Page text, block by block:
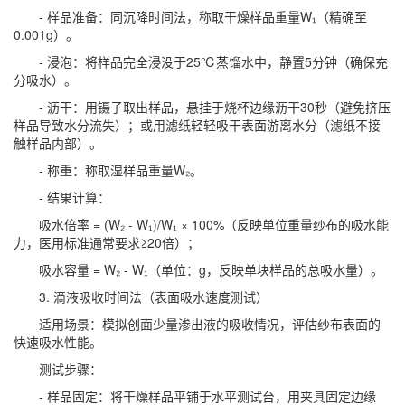
- 样品准备：同沉降时间法，称取干燥样品重量W₁（精确至
0.001g）。
- 浸泡：将样品完全浸没于25℃蒸馏水中，静置5分钟（确保充
分吸水）。
- 沥干：用镊子取出样品，悬挂于烧杯边缘沥干30秒（避免挤压
样品导致水分流失）；或用滤纸轻轻吸干表面游离水分（滤纸不接
触样品内部）。
- 称重：称取湿样品重量W₂。
- 结果计算：
吸水倍率 = (W₂ - W₁)/W₁ × 100%（反映单位重量纱布的吸水能
力，医用标准通常要求≥20倍）；
吸水容量 = W₂ - W₁（单位：g，反映单块样品的总吸水量）。
3. 滴液吸收时间法（表面吸水速度测试）
适用场景：模拟创面少量渗出液的吸收情况，评估纱布表面的
快速吸水性能。
测试步骤：
- 样品固定：将干燥样品平铺于水平测试台，用夹具固定边缘